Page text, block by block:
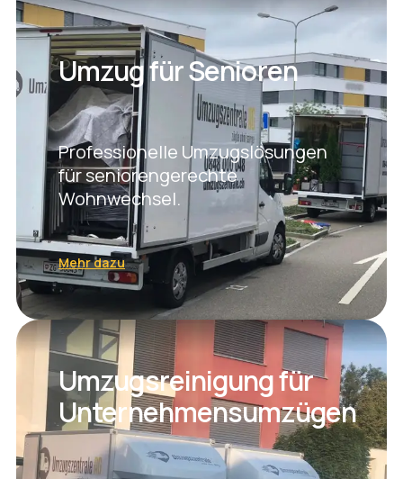
Umzug für Senioren
Professionelle Umzugslösungen
für seniorengerechte
Wohnwechsel.
Mehr dazu
Umzugsreinigung für
Unternehmensumzügen